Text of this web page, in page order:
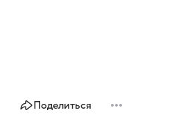
Поделиться